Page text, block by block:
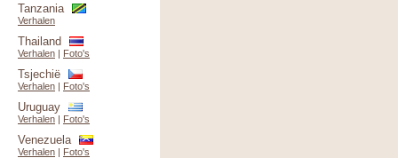
Tanzania
Verhalen
Thailand
Verhalen | Foto's
Tsjechië
Verhalen | Foto's
Uruguay
Verhalen | Foto's
Venezuela
Verhalen | Foto's